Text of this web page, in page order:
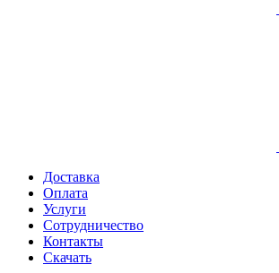
Доставка
Оплата
Услуги
Сотрудничество
Контакты
Скачать